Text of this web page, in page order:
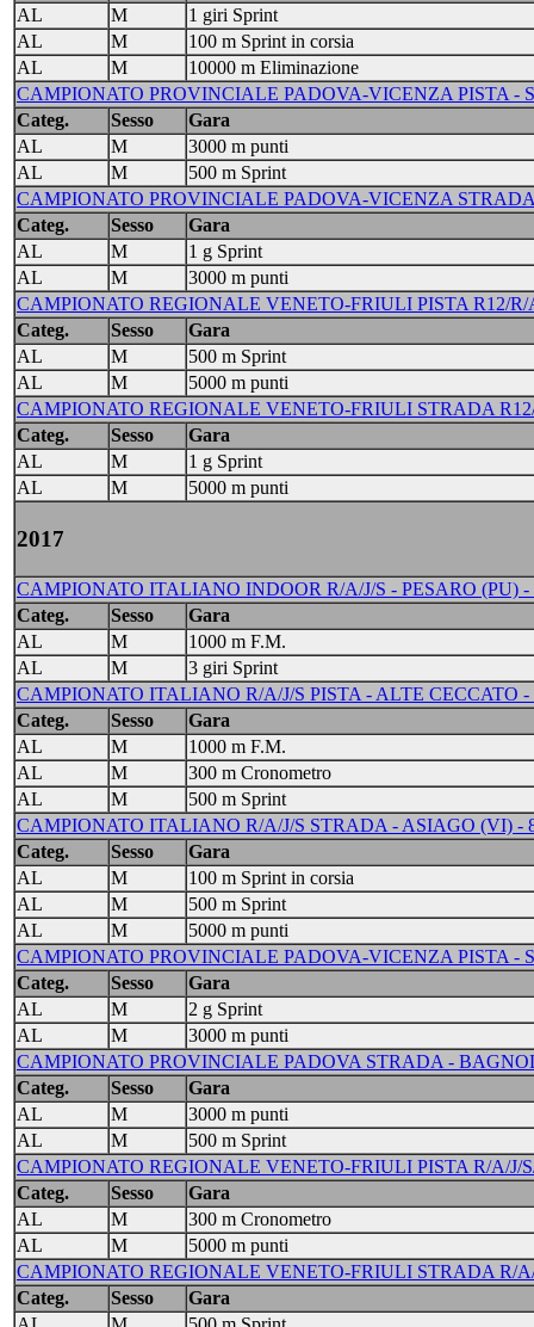
AL
M
1 giri Sprint
AL
M
100 m Sprint in corsia
AL
M
10000 m Eliminazione
CAMPIONATO PROVINCIALE PADOVA-VICENZA PISTA -
Categ.
Sesso
Gara
AL
M
3000 m punti
AL
M
500 m Sprint
CAMPIONATO PROVINCIALE PADOVA-VICENZA
Categ.
Sesso
Gara
AL
M
1 g Sprint
AL
M
3000 m punti
CAMPIONATO REGIONALE VENETO-FRIULI PISTA R12/
Categ.
Sesso
Gara
AL
M
500 m Sprint
AL
M
5000 m punti
CAMPIONATO REGIONALE VENETO-FRIULI STRADA
Categ.
Sesso
Gara
AL
M
1 g Sprint
AL
M 5000 m punti
2017
CAMPIONATO ITALIANO INDOOR R/A/J/S - PESARO (PU) -
Categ.
Sesso
Gara
AL
M
1000 m F.M.
AL
M
3 giri Sprint
CAMPIONATO ITALIANO R/A/J/S PISTA - ALTE CECCATO -
Categ.
Sesso
Gara
AL
M
1000 m F.M.
AL
M
300 m Cronometro
AL
M
500 m Sprint
CAMPIONATO ITALIANO R/A/J/S STRADA - ASIAGO (VI) -
Categ.
Sesso
Gara
AL
M
100 m Sprint in corsia
AL
M
500 m Sprint
AL
M
5000 m punti
CAMPIONATO PROVINCIALE PADOVA-VICENZA PISTA -
Categ.
Sesso
Gara
AL
M
2 g Sprint
AL
M
3000 m punti
CAMPIONATO PROVINCIALE PADOVA STRADA -
Categ.
Sesso
Gara
AL
M
3000 m punti
AL
M
500 m Sprint
CAMPIONATO REGIONALE VENETO-FRIULI PISTA R/A/J/
Categ.
Sesso
Gara
AL
M
300 m Cronometro
AL
M
5000 m punti
CAMPIONATO REGIONALE VENETO-FRIULI STRADA R/
Categ.
Sesso
Gara